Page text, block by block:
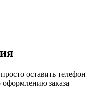
оставить телефон
оформлению заказа